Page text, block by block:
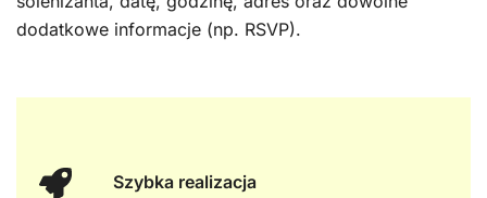
dodatkowe informacje (np. RSVP).
Szybka realizacja